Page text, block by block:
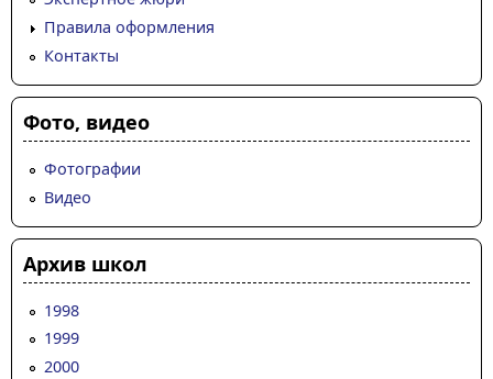
Правила оформления
Контакты
Фото, видео
Фотографии
Видео
Архив школ
1998
1999
2000